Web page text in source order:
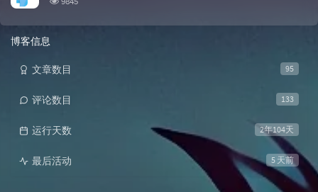
博客信息
95
文章数目
133
评论数目
2年104天
运行天数
5 天前
最后活动